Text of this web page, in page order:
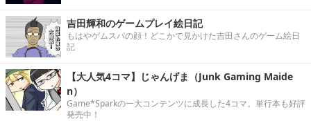
吉田輝和のゲームプレイ絵日記
もはやゲムスパの顔！どこかで見かけた吉田さんのゲーム絵日
記
【大人気4コマ】じゃんげま（Junk Gaming Maide
n）
Game*Sparkの一大コンテンツに成長した4コマ。単行本も好評
発売中！